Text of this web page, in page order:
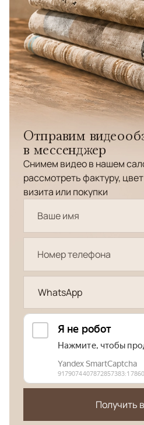
Отправим
в мессенджер
Снимем видео в нашем
рассмотреть фактуру,
визита или покупки
WhatsApp
Получить